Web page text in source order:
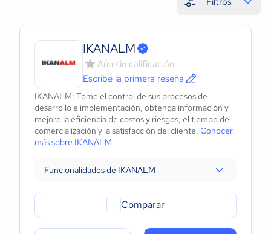
IKANALM
Aún sin calificación
Escribe la primera reseña
IKANALM: Tome el control de sus procesos de
desarrollo e implementación, obtenga información y
mejore la eficiencia de costos y riesgos, el tiempo de
comercialización y la satisfacción del cliente. Conocer
más sobre IKANALM
Funcionalidades de IKANALM
Comparar